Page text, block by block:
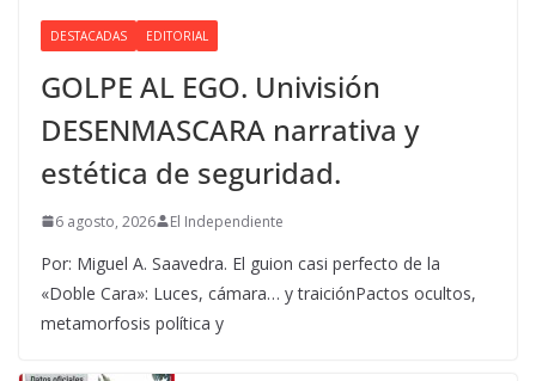
DESTACADAS EDITORIAL
GOLPE AL EGO. Univisión
DESENMASCARA narrativa y
estética de seguridad.
6 agosto, 2026 El Independiente
Por: Miguel A. Saavedra. El guion casi perfecto de la
«Doble Cara»: Luces, cámara… y traiciónPactos ocultos,
metamorfosis política y